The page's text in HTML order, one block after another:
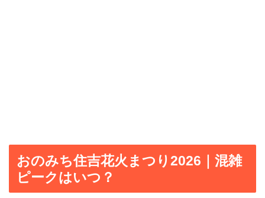
おのみち住吉花火まつり2026｜混雑
ピークはいつ？